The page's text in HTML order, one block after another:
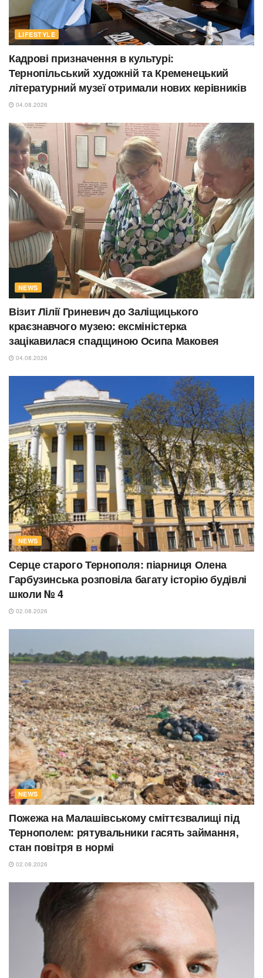
LIFESTYLE
Кадрові призначення в культурі:
Тернопільський художній та Кременецький
літературний музеї отримали нових керівників
04.08.2026
NEWS
Візит Лілії Гриневич до Заліщицького
краєзнавчого музею: ексміністерка
зацікавилася спадщиною Осипа Маковея
04.08.2026
NEWS
Серце старого Тернополя: піарниця Олена
Гарбузинська розповіла багату історію будівлі
школи № 4
02.08.2026
NEWS
Пожежа на Малашівському сміттєзвалищі під
Тернополем: рятувальники гасять займання,
стан повітря в нормі
02.08.2026